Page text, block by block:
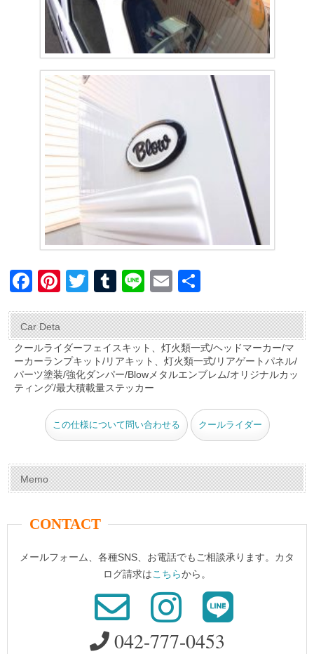
F
c
e
b
o
Pi
er
e
st
T
tt
er
T
m
bl
r
Li
e
E
ail
Car Deta
クールライダーフェイスキット、灯火類一式/ヘッドマーカー/マ
ーカーランプキット/リアキット、灯火類一式/リアゲートパネル/
パーツ塗装/強化ダンパー/Blowメタルエンブレム/オリジナルカッ
ティング/最大積載量ステッカー
この仕様について問い合わせる クールライダー
Memo
CONTACT
メールフォーム、各種SNS、お電話でもご相談承ります。カタ
ログ請求はこちらから。
042-777-0453